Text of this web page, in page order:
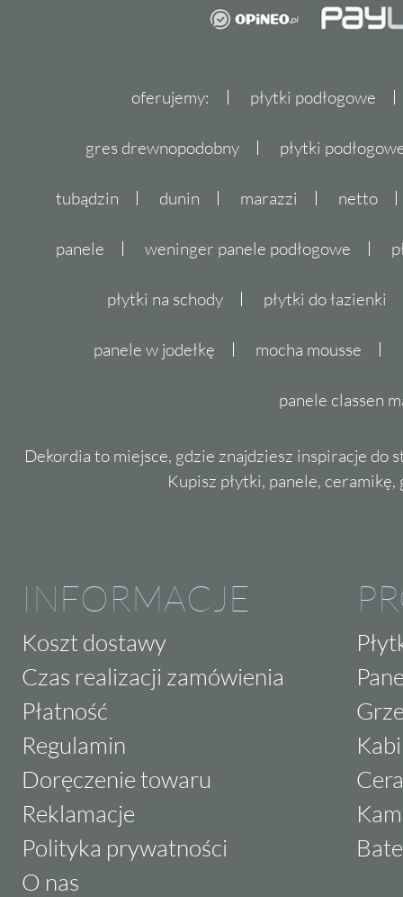
oferujemy: płytki podłogowe
gres drewnopodobny płytki
tubądzin dunin marazzi netto
panele weninger panele podłogowe
płytki na schody płytki do łazienki
panele w jodełkę mocha mousse
panele classen
Dekordia to miejsce, gdzie znajdziesz inspiracje do
Kupisz płytki, panele,
INFORMACJE
Koszt dostawy
Czas realizacji zamówienia
Płatność
Regulamin
Doręczenie towaru
Reklamacje
Polityka prywatności
O nas